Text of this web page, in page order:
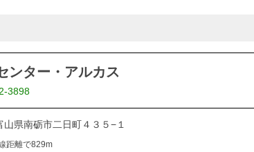
ンター・アルカス
3898
県南砺市二日町４３５−１
距離で829m